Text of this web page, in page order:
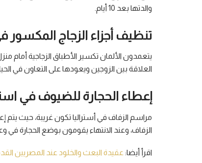
والدتها بعد 10 أيام.
تنظيف أجزاء الزجاج المكسور
يتعمدون الألمان تكسير الأطباق الزجاجية
العلاقة بين الزوجين ويعودها على التعاون في
إعطاء الحجارة للضيوف في
مراسم الزفاف في أستراليا تكون غريبة، حيث
الزفاف، وعند الانتهاء يقومون بوضع الحجارة في
اقرأ أيضا: عقيدة البعث والخلود عند المصريين